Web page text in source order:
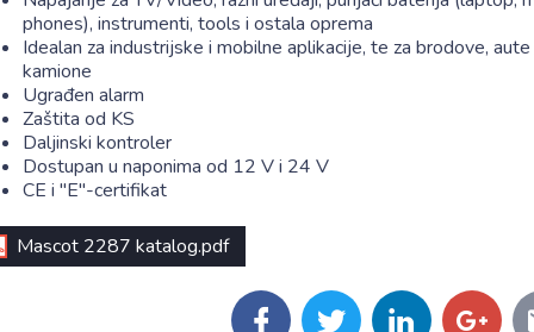
phones), instrumenti, tools i ostala oprema
Idealan za industrijske i mobilne aplikacije, te za brodove,
kamione
Ugrađen alarm
Zaštita od KS
Daljinski kontroler
Dostupan u naponima od 12 V i 24 V
CE i "E"-certifikat
Mascot 2287 katalog.pdf